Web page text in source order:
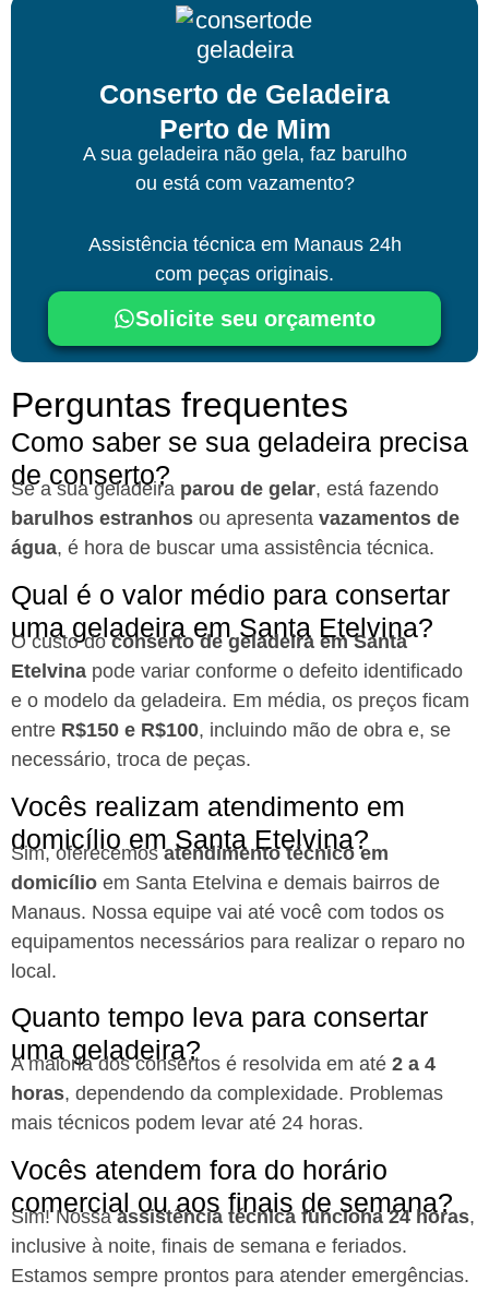
Conserto de Geladeira
Perto de Mim
A sua geladeira não gela, faz barulho
ou está com vazamento?
Assistência técnica em Manaus24h
com peças originais.
Solicite seu orçamento
Perguntas frequentes
Como saber se sua geladeira precisa
de conserto?
Se a sua geladeira parou de gelar, está fazendo
barulhos estranhos ou apresenta vazamentos de
água, é hora de buscar uma assistência técnica.
Qual é o valor médio para consertar
uma geladeira em Santa Etelvina?
O custo doconserto de geladeira em Santa
Etelvina pode variar conforme o defeito identificado
e o modelo da geladeira. Em média, os preços ficam
entre R$150 e R$100, incluindo mão de obra e, se
necessário, troca de peças.
Vocês realizam atendimento em
domicílio em Santa Etelvina?
Sim, oferecemosatendimento técnico em
domicílio em Santa Etelvina e demais bairros de
Manaus. Nossa equipe vai até você com todos os
equipamentos necessários para realizar o reparo no
local.
Quanto tempo leva para consertar
uma geladeira?
A maioria dos consertos é resolvida em até 2 a 4
horas, dependendo da complexidade. Problemas
mais técnicos podem levar até 24 horas.
Vocês atendem fora do horário
comercial ou aos finais de semana?
Sim! Nossaassistência técnica funciona 24 horas,
inclusive à noite, finais de semana e feriados.
Estamos sempre prontos para atender emergências.